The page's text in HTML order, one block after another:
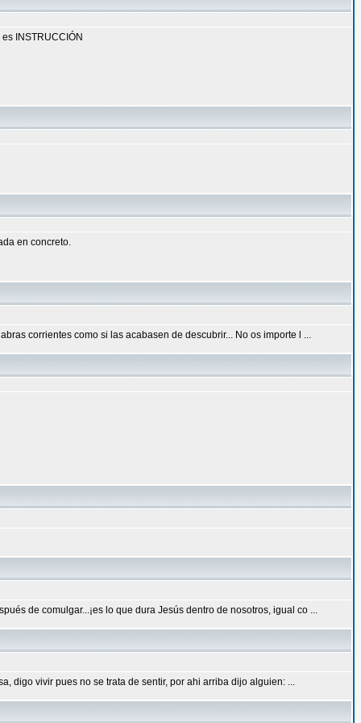
INSTRUCCIÓN
en concreto.
corrientes como si las acabasen de descubrir... No os importe l ...
de comulgar...¡es lo que dura Jesús dentro de nosotros, igual co ...
digo vivir pues no se trata de sentir, por ahi arriba dijo alguien: ...